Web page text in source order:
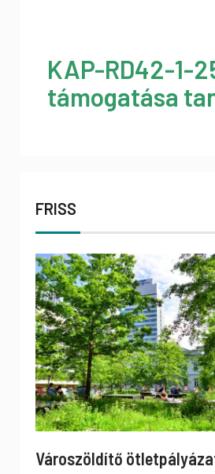
KAP-RD42-1-
támogatása
FRISS
Városzöldítő